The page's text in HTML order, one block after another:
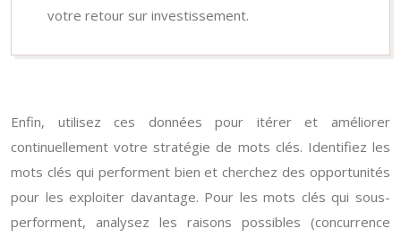
votre retour sur investissement.
Enfin, utilisez ces données pour itérer et améliorer
continuellement votre stratégie de mots clés. Identifiez les
mots clés qui performent bien et cherchez des opportunités
pour les exploiter davantage. Pour les mots clés qui sous-
performent, analysez les raisons possibles (concurrence